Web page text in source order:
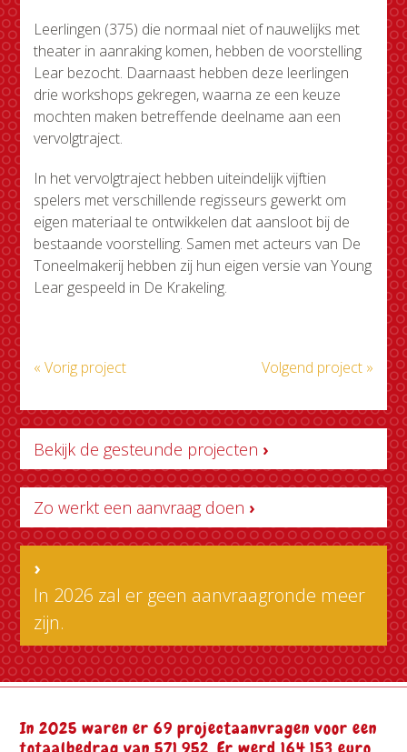
Leerlingen (375) die normaal niet of nauwelijks met
theater in aanraking komen, hebben de voorstelling
Lear bezocht. Daarnaast hebben deze leerlingen
drie workshops gekregen, waarna ze een keuze
mochten maken betreffende deelname aan een
vervolgtraject.
In het vervolgtraject hebben uiteindelijk vijftien
spelers met verschillende regisseurs gewerkt om
eigen materiaal te ontwikkelen dat aansloot bij de
bestaande voorstelling. Samen met acteurs van De
Toneelmakerij hebben zij hun eigen versie van Young
Lear gespeeld in De Krakeling.
« Vorig project Volgend project »
Bekijk de gesteunde projecten ›
Zo werkt een aanvraag doen ›
›
In 2026 zal er geen aanvraagronde meer
zijn.
In 2025 waren er 69 projectaanvragen voor een